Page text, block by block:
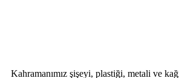
Kahramanımız şişeyi, plastiği, metali ve